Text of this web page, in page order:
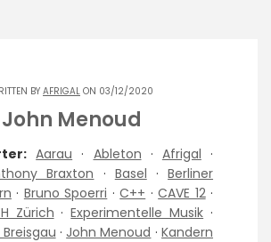
BYAFRIGAL ON 03/12/2020
John Menoud
Aarau · Ableton · Afrigal ·
Braxton · Basel ·Berliner
· Bruno Spoerri ·C++ ·CAVE 12·
Zürich ·Experimentelle Musik ·
· John Menoud ·Kandern